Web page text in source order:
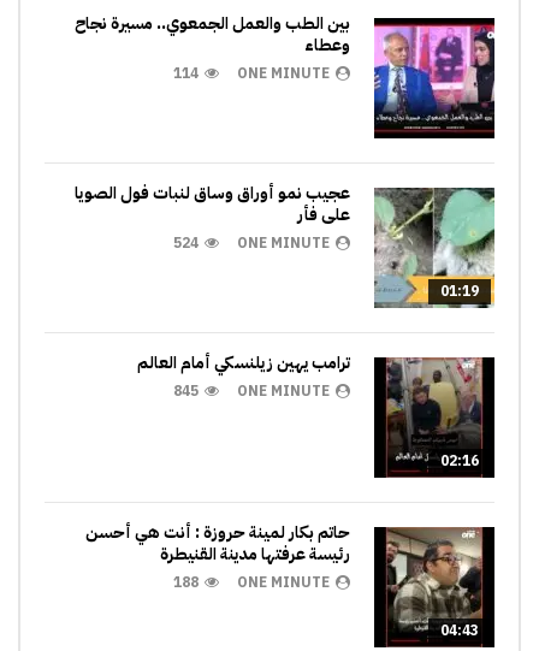
بين الطب والعمل الجمعوي.. مسيرة نجاح
وعطاء
ONE MINUTE
114
01:19
عجيب نمو أوراق وساق لنبات فول الصويا
على فأر
ONE MINUTE
524
02:16
ترامب يهين زيلنسكي أمام العالم
ONE MINUTE
845
04:43
حاتم بكار لمينة حروزة : أنت هي أحسن
رئيسة عرفتها مدينة القنيطرة
ONE MINUTE
188